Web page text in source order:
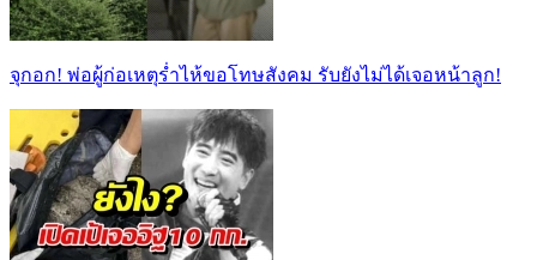
จุกอก! พ่อผู้ก่อเหตุร่ำไห้ขอโทษสังคม รับยังไม่ได้เจอหน้าลูก!